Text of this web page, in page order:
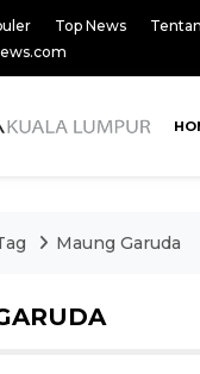
Top News
Maung Garuda